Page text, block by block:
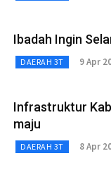
Ibadah Ingin
DAERAH 3T 9 Apr
Infrastruktur
maju
DAERAH 3T 8 Apr